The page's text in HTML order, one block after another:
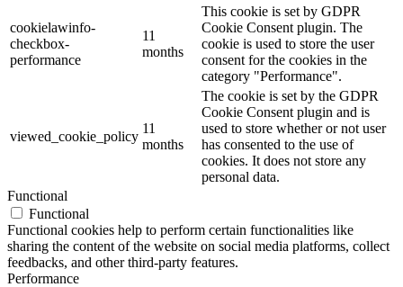
cookielawinfo-
checkbox-
performance
11
months
This cookie is set by GDPR
Cookie Consent plugin. The
cookie is used to store the user
consent for the cookies in the
category "Performance".
viewed_cookie_policy
11
months
The cookie is set by the GDPR
Cookie Consent plugin and is
used to store whether or not user
has consented to the use of
cookies. It does not store any
personal data.
Functional
Functional
Functional cookies help to perform certain functionalities like
sharing the content of the website on social media platforms, collect
feedbacks, and other third-party features.
Performance